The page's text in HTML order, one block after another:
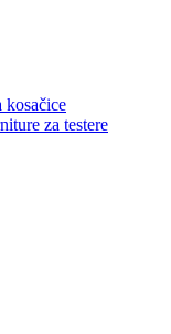
kosačice
za testere